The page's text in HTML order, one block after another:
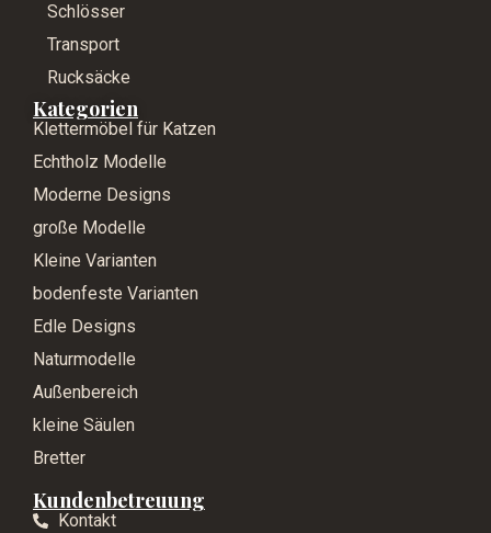
Schlösser
Transport
Rucksäcke
Kategorien
Klettermöbel für Katzen
Echtholz Modelle
Moderne Designs
große Modelle
Kleine Varianten
bodenfeste Varianten
Edle Designs
Naturmodelle
Außenbereich
kleine Säulen
Bretter
Kundenbetreuung
Kontakt